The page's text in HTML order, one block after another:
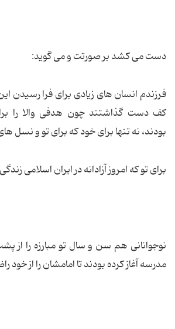
دست می کشد بر صورتت و می گوید:
فرزندم انسان های زیادی برای فرا رسیدن
کف دست گذاشتند چون هدفی والا را
بودند، نه تنها برای خود که برای تو و نسل
برای تو که امروز آزادانه در ایران اسلامی
نوجوانانی هم سن و سال تو مبارزه را از
مدرسه آغاز کرده بودند تا امامشان را از خود